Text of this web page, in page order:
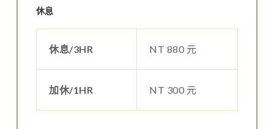
休息
休息/3HR NT 880 元
加休/1HR NT 300 元